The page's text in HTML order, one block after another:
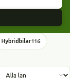
Hybridbilar116